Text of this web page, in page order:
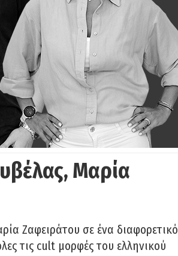
Μαρία
Ζαφειράτου σε ένα διαφορετικό
τις cult μορφές του ελληνικού